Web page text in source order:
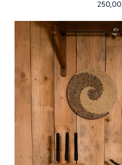
250,00